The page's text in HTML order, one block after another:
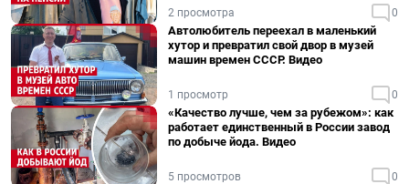
2 просмотра 0
Автолюбитель переехал в маленький
хутор и превратил свой двор в музей
машин времен СССР. Видео
1 просмотр 0
«Качество лучше, чем за рубежом»: как
работает единственный в России завод
по добыче йода. Видео
5 просмотров 0